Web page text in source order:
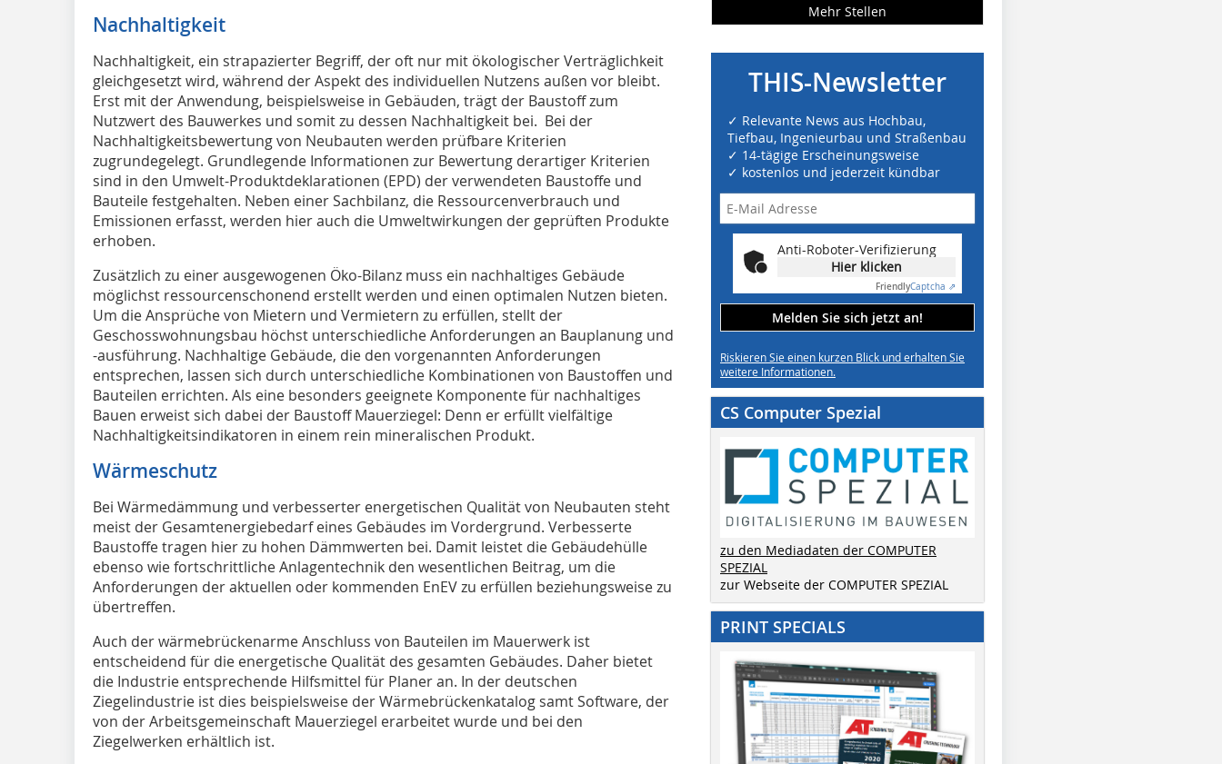
Nachhaltigkeit
Nachhaltigkeit, ein strapazierter Begriff, der oft nur mit ökologischer Verträglichkeit
gleichgesetzt wird, während der Aspekt des individuellen Nutzens außen vor bleibt.
Erst mit der Anwendung, beispielsweise in Gebäuden, trägt der Baustoff zum
Nutzwert des Bauwerkes und somit zu dessen Nachhaltigkeit bei. Bei der
Nachhaltigkeitsbewertung von Neubauten werden prüfbare Kriterien
zugrundegelegt. Grundlegende Informationen zur Bewertung derartiger Kriterien
sind in den Umwelt-Produktdeklarationen (EPD) der verwendeten Baustoffe und
Bauteile festgehalten. Neben einer Sachbilanz, die Ressourcenverbrauch und
Emissionen erfasst, werden hier auch die Umweltwirkungen der geprüften Produkte
erhoben.
Zusätzlich zu einer ausgewogenen Öko-Bilanz muss ein nachhaltiges Gebäude
möglichst ressourcenschonend erstellt werden und einen optimalen Nutzen bieten.
Um die Ansprüche von Mietern und Vermietern zu erfüllen, stellt der
Geschosswohnungsbau höchst unterschiedliche Anforderungen an Bauplanung und
-ausführung. Nachhaltige Gebäude, die den vorgenannten Anforderungen
entsprechen, lassen sich durch unterschiedliche Kombinationen von Baustoffen und
Bauteilen errichten. Als eine besonders geeignete Komponente für nachhaltiges
Bauen erweist sich dabei der Baustoff Mauerziegel: Denn er erfüllt vielfältige
Nachhaltigkeitsindikatoren in einem rein mineralischen Produkt.
Wärmeschutz
Bei Wärmedämmung und verbesserter energetischen Qualität von Neubauten steht
meist der Gesamtenergiebedarf eines Gebäudes im Vordergrund. Verbesserte
Baustoffe tragen hier zu hohen Dämmwerten bei. Damit leistet die Gebäudehülle
ebenso wie fortschrittliche Anlagentechnik den wesentlichen Beitrag, um die
Anforderungen der aktuellen oder kommenden EnEV zu erfüllen beziehungsweise zu
übertreffen.
Auch der wärmebrückenarme Anschluss von Bauteilen im Mauerwerk ist
entscheidend für die energetische Qualität des gesamten Gebäudes. Daher bietet
die Industrie entsprechende Hilfsmittel für Planer an. In der deutschen
Ziegelindustrie ist dies beispielsweise der Wärmebrückenkatalog samt Software, der
von der Arbeitsgemeinschaft Mauerziegel erarbeitet wurde und bei den
Ziegelwerken erhältlich ist.
Mehr Stellen
THIS-Newsletter
✓ Relevante News aus Hochbau,
Tiefbau, Ingenieurbau und Straßenbau
✓ 14-tägige Erscheinungsweise
✓ kostenlos und jederzeit kündbar
Anti-Roboter-Verifizierung
Hier klicken
FriendlyCaptcha ⇗
Melden Sie sich jetzt an!
Riskieren Sie einen kurzen Blick und erhalten Sie
weitere Informationen.
CS Computer Spezial
zu den Mediadaten der COMPUTER
SPEZIAL
zur Webseite der COMPUTER SPEZIAL
PRINT SPECIALS